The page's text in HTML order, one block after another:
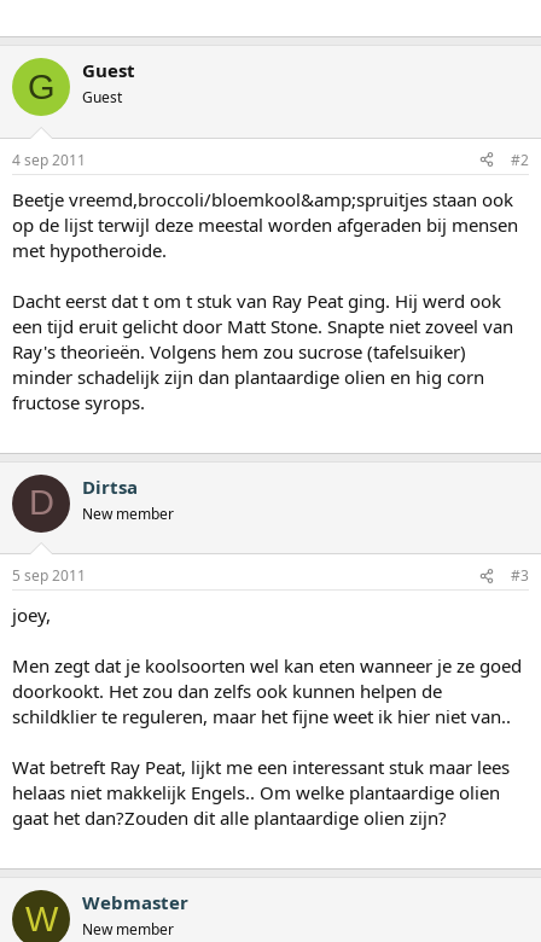
G Guest
Guest
4 sep 2011 #2
Beetje vreemd,broccoli/bloemkool&amp;spruitjes staan ook
op de lijst terwijl deze meestal worden afgeraden bij mensen
met hypotheroide.
Dacht eerst dat t om t stuk van Ray Peat ging. Hij werd ook
een tijd eruit gelicht door Matt Stone. Snapte niet zoveel van
Ray's theorieën. Volgens hem zou sucrose (tafelsuiker)
minder schadelijk zijn dan plantaardige olien en hig corn
fructose syrops.
D Dirtsa
New member
5 sep 2011 #3
joey,
Men zegt dat je koolsoorten wel kan eten wanneer je ze goed
doorkookt. Het zou dan zelfs ook kunnen helpen de
schildklier te reguleren, maar het fijne weet ik hier niet van..
Wat betreft Ray Peat, lijkt me een interessant stuk maar lees
helaas niet makkelijk Engels.. Om welke plantaardige olien
gaat het dan?Zouden dit alle plantaardige olien zijn?
W Webmaster
New member